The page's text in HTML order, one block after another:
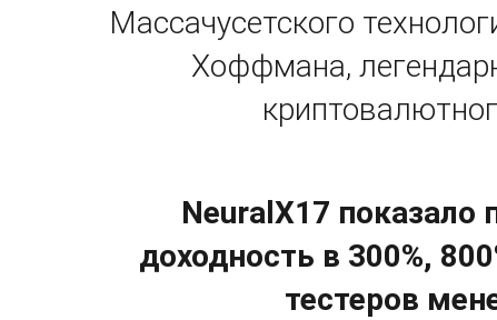
Массачусетского
Хоффмана,
NeuralX17 показало
доходность в 300%,
тестеров